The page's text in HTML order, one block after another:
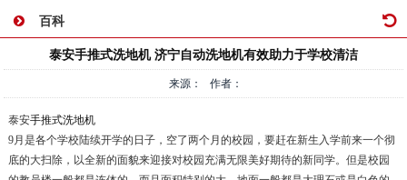
百科
泰安手推式洗地机 济宁自动洗地机有效助力于学校清洁
来源： 作者：
泰安手推式洗地机
9月是各个学校陆续开学的日子，空了两个月的校园，要赶在新生入学前来一个彻
底的大扫除，以全新的面貌来迎接对校园充满无限美好期待的新同学。但是校园